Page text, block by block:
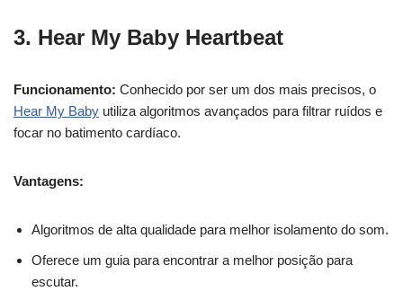
3. Hear My Baby Heartbeat
Funcionamento: Conhecido por ser um dos mais precisos, o
Hear My Baby utiliza algoritmos avançados para filtrar ruídos e
focar no batimento cardíaco.
Vantagens:
Algoritmos de alta qualidade para melhor isolamento do som.
Oferece um guia para encontrar a melhor posição para
escutar.